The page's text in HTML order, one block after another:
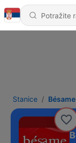
Stanice